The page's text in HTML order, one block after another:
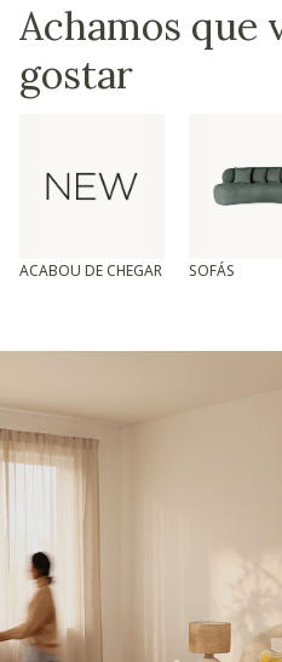
Achamos que
gostar
ACABOU DE CHEGAR SOFÁS